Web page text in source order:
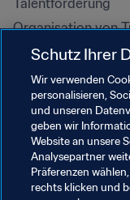
Talentförderung
Organisation von
Nachhaltigkeit
Menschenrechte
Antidiskriminierung
Gesundheit und
Bildungsinitiativen
Schutz Ihrer
Wir verwenden
personalisieren,
und unseren
geben wir
Website an unsere
Analysepartner
Präferenzen
rechts klicken und